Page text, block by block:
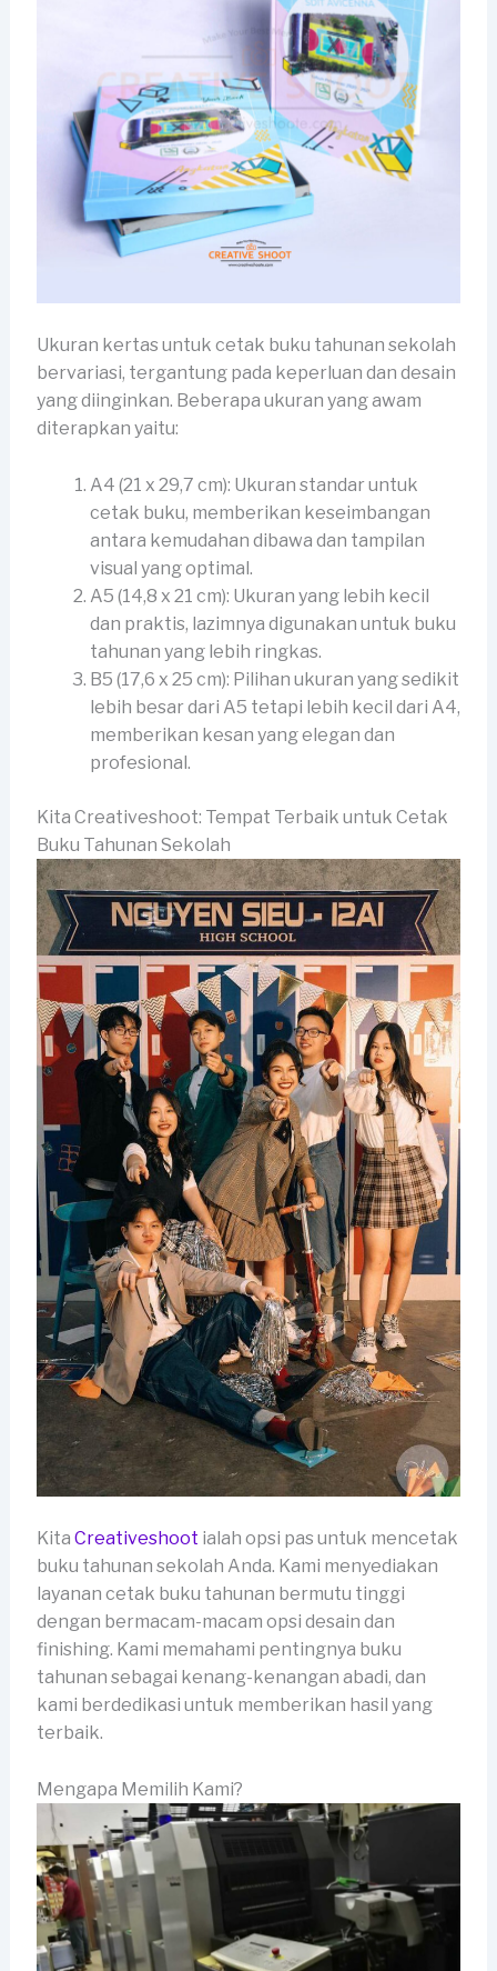
Ukuran kertas untuk cetak buku tahunan sekolah
bervariasi, tergantung pada keperluan dan desain
yang diinginkan. Beberapa ukuran yang awam
diterapkan yaitu:
A4 (21 x 29,7 cm): Ukuran standar untuk
cetak buku, memberikan keseimbangan
antara kemudahan dibawa dan tampilan
visual yang optimal.
A5 (14,8 x 21 cm): Ukuran yang lebih kecil
dan praktis, lazimnya digunakan untuk buku
tahunan yang lebih ringkas.
B5 (17,6 x 25 cm): Pilihan ukuran yang sedikit
lebih besar dari A5 tetapi lebih kecil dari A4,
memberikan kesan yang elegan dan
profesional.
Kita Creativeshoot: Tempat Terbaik untuk Cetak
Buku Tahunan Sekolah
Kita Creativeshoot ialah opsi pas untuk mencetak
buku tahunan sekolah Anda. Kami menyediakan
layanan cetak buku tahunan bermutu tinggi
dengan bermacam-macam opsi desain dan
finishing. Kami memahami pentingnya buku
tahunan sebagai kenang-kenangan abadi, dan
kami berdedikasi untuk memberikan hasil yang
terbaik.
Mengapa Memilih Kami?